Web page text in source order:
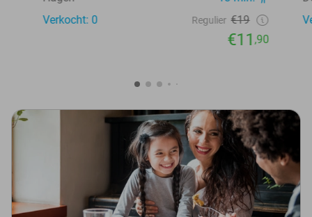
Verkocht: 0
Regulier €19
€11,90